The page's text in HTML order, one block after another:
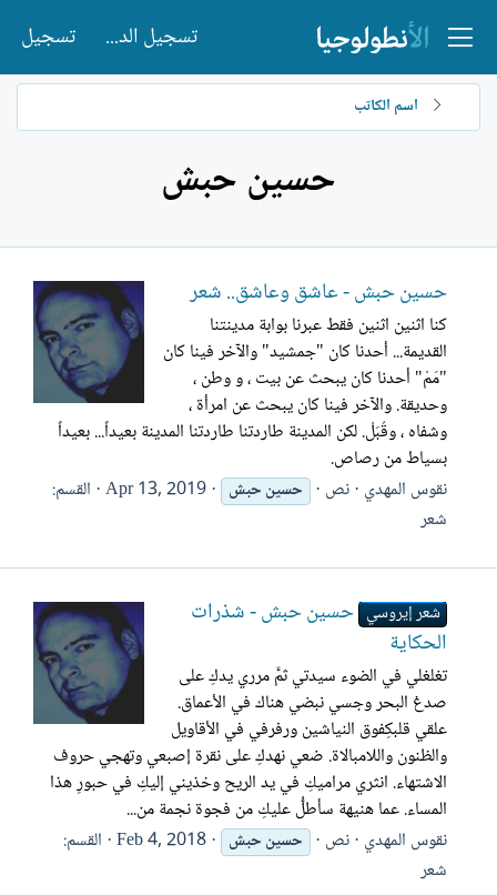
تسجيل الدخول تسجيل
اسم الكاتب
حسين حبش
حسين حبش - عاشق وعاشق.. شعر
كنا اثنين اثنين فقط عبرنا بوابة مدينتنا
القديمة... أحدنا كان "جمشيد" والآخر فينا كان
"مَمْ" أحدنا كان يبحث عن بيت ، و وطن ،
وحديقة. والآخر فينا كان يبحث عن امرأة ،
وشفاه ، وقُبَلْ. لكن المدينة طاردتنا طاردتنا المدينة بعيداً... بعيداً
بسياط من رصاص.
نقوس المهدي نص حسينحبش Apr 13, 2019 القسم:
شعر
شعر إيروسي حسين حبش - شذرات
الحكاية
تغلغلي في الضوء سيدتي ثمَّ مرري يدكِ على
صدغ البحر وجسي نبضي هناك في الأعماق.
علقي قلبكِفوق النياشين ورفرفي في الأقاويل
والظنون واللامبالاة. ضعي نهدكِ على نقرة إصبعي وتهجي حروف
الاشتهاء. انثري مراميكِ في يد الريح وخذيني إليكِ في حبورِ هذا
المساء. عما هنيهة سأطلُّ عليكِ من فجوة نجمة من...
نقوس المهدي نص حسينحبش Feb 4, 2018 القسم:
شعر